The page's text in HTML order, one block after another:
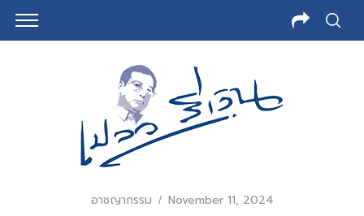
อาชญากรรม November 11, 2024